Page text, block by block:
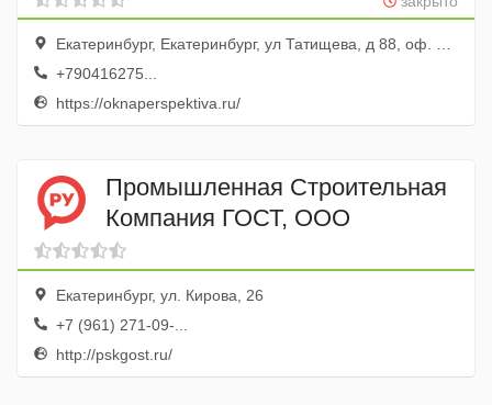
Екатеринбург, Екатеринбург, ул Татищева, д 88, оф. 10, оф. 10
+790416275...
https://oknaperspektiva.ru/
Промышленная Строительная
Компания ГОСТ, ООО
Екатеринбург, ул. Кирова, 26
+7 (961) 271-09-...
http://pskgost.ru/